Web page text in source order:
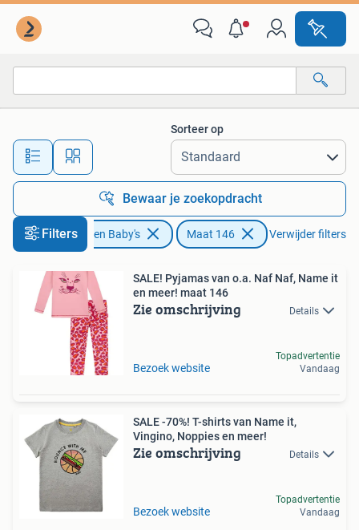
Alle afstanden…
Sorteer op
Bewaar je zoekopdracht
Filters
Kinderen en Baby's Maat 146 Verwijder filters
SALE! Pyjamas van o.a. Naf Naf, Name it
en meer! maat 146
Zie omschrijving Details
Bezoek website
Topadvertentie
Vandaag
SALE -70%! T-shirts van Name it,
Vingino, Noppies en meer!
Zie omschrijving Details
Bezoek website
Topadvertentie
Vandaag